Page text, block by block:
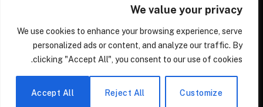
We value your privacy
We use cookies to enhance your browsing experience, serve
personalized ads or content, and analyze our traffic. By
clicking "Accept All", you consent to our use of cookies.
Customize
Reject All
Accept All
עלינו
צור קשר
דרושים נהגים בכל הארץ ומכל הסוגים, נהגי משאיות, נהגי אוטובוס
https://driversjobbs1.com/sign-up/